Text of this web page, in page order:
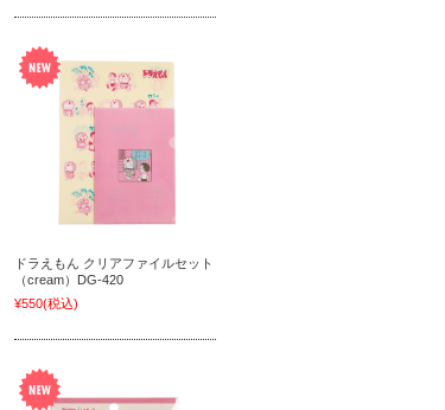
ドラえもん クリアファイルセット
（cream）DG-420
¥550(税込)